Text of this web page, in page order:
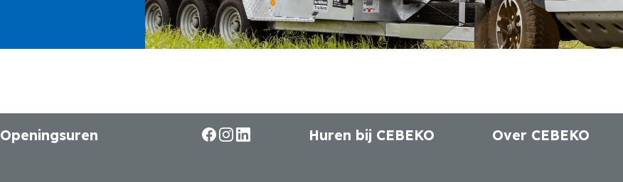
Openingsuren Huren bij CEBEKO Over CEBEKO